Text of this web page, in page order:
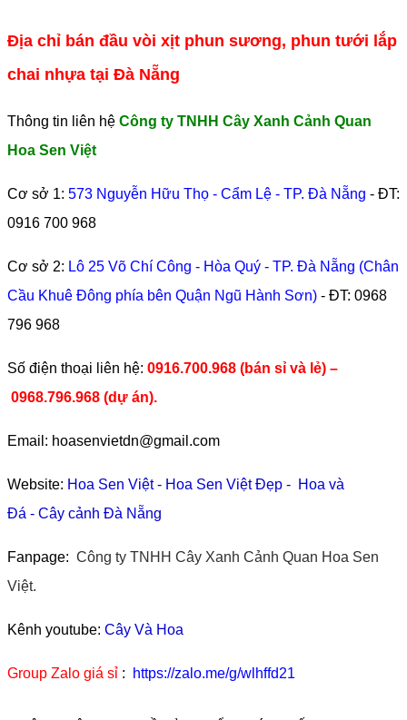
Địa chỉ bán đầu vòi xịt phun sương, phun tưới lắp
chai nhựa tại Đà Nẵng
Thông tin liên hệ Công ty TNHH Cây Xanh Cảnh Quan
Hoa Sen Việt
Cơ sở 1: 573 Nguyễn Hữu Thọ - Cẩm Lệ - TP. Đà Nẵng - ĐT:
0916 700 968
Cơ sở 2: Lô 25 Võ Chí Công - Hòa Quý - TP. Đà Nẵng (Chân
Cầu Khuê Đông phía bên Quận Ngũ Hành Sơn) - ĐT: 0968
796 968
​Số điện thoại liên hệ: 0916.700.968 (bán sỉ và lẻ) –
0968.796.968 (dự án).
Email: hoasenvietdn@gmail.com
Website: Hoa Sen Việt- Hoa Sen Việt Đẹp - Hoa và
Đá - Cây cảnh Đà Nẵng
Fanpage: Công ty TNHH Cây Xanh Cảnh Quan Hoa Sen
Việt.
Kênh youtube: Cây Và Hoa
Group Zalo giá sỉ : https://zalo.me/g/wlhffd21